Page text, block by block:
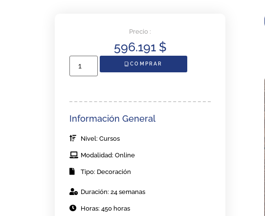
Precio :
596.191 $
COMPRAR
Información General
Nivel: Cursos
Modalidad: Online
Tipo: Decoración
Duración: 24 semanas
Horas: 450 horas